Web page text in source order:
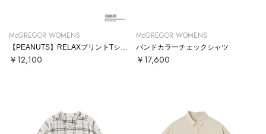
McGREGOR WOMENS
￥12,100
McGREGOR WOMENS
バンドカラーチェックシャツ
￥17,600